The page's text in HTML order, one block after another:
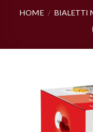
HOME / BIALETTI